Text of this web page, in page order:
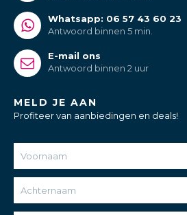
Whatsapp: 06 57 43 60 23
Antwoord binnen 5 min.
E-mail ons
Antwoord binnen 2 uur
MELD JE AAN
Profiteer van aanbiedingen en deals!